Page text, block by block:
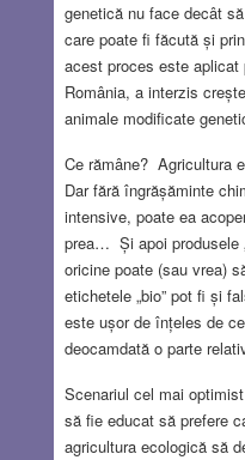
genetică nu face decât
care poate fi făcută și
acest proces este
România, a interzis
animale modificate
Ce rămâne? Agricultura
Dar fără îngrășăminte
intensive, poate ea
prea… Și apoi produsele
oricine poate (sau vrea)
etichetele „bio” pot fi și
este ușor de înțeles de
deocamdată o parte
Scenariul cel mai
să fie educat să prefere
agricultura ecologică să